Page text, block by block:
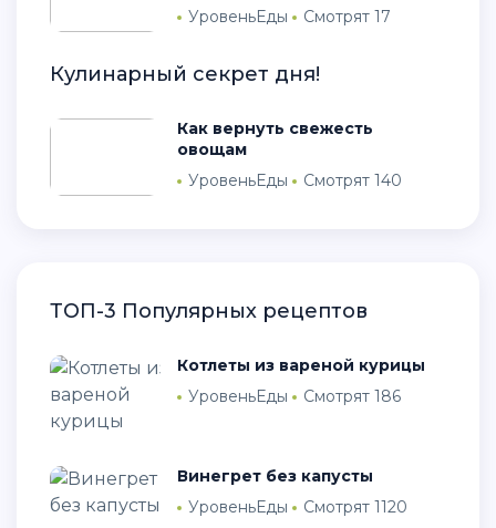
УровеньЕды
Смотрят 17
Кулинарный секрет дня!
Как вернуть свежесть
овощам
УровеньЕды
Смотрят 140
ТОП-3 Популярных рецептов
Котлеты из вареной курицы
УровеньЕды
Смотрят 186
Винегрет без капусты
УровеньЕды
Смотрят 1120